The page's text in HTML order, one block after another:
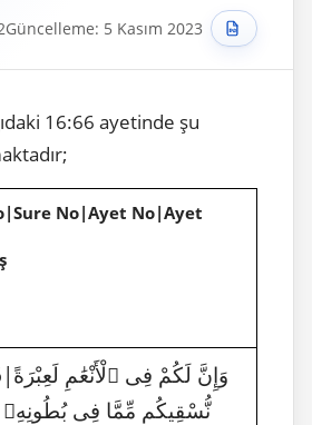
Güncelleme: 5 Kasım 2023
16:66 ayetinde şu
No|Ayet No|Ayet
نُّسْقِيكُم مِّمَّا فِى